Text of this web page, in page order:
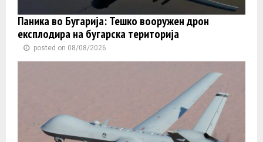
Паника во Бугарија: Тешко вооружен дрон
експлодира на бугарска територија
posted on 08/08/2026